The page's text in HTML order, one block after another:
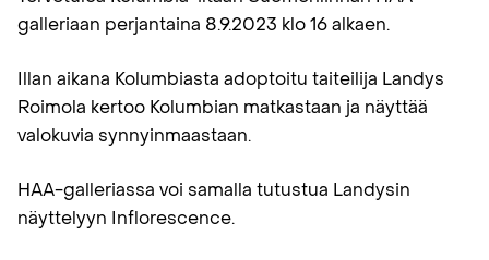
galleriaan perjantaina 8.9.2023 klo 16 alkaen.
Illan aikana Kolumbiasta adoptoitu taiteilija Landys
Roimola kertoo Kolumbian matkastaan ja näyttää
valokuvia synnyinmaastaan.
HAA-galleriassa voi samalla tutustua Landysin
näyttelyyn Inflorescence.